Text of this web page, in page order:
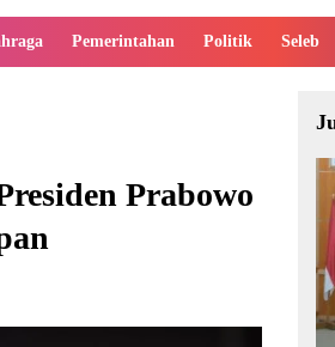
Pemerintahan Politik Seleb
Prabowo